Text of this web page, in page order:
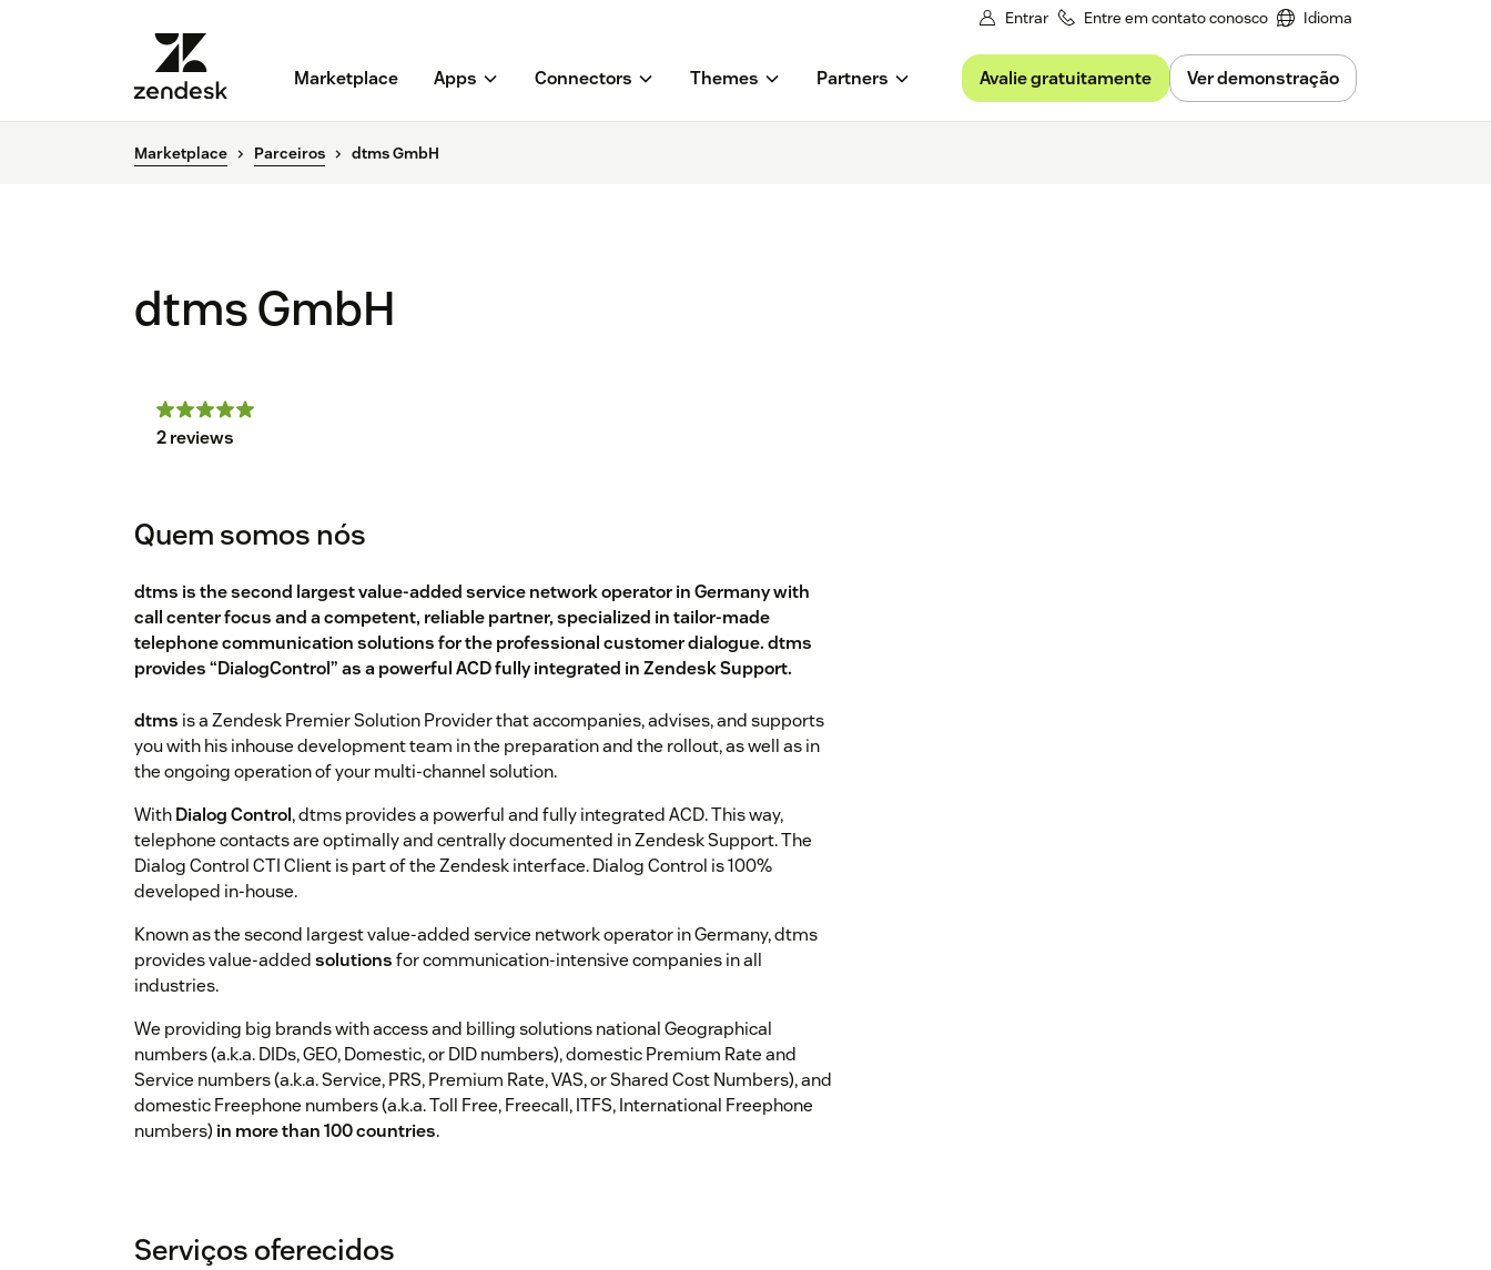
Entrar Entre em contato conosco Idioma
Marketplace Apps Connectors Themes Partners Avalie gratuitamente Ver demonstração
Marketplace Parceiros dtms GmbH
dtms GmbH
2 reviews
Quem somos nós
dtms is the second largest value-added service network operator in Germany with
call center focus and a competent, reliable partner, specialized in tailor-made
telephone communication solutions for the professional customer dialogue. dtms
provides “DialogControl” as a powerful ACD fully integrated in Zendesk Support.
dtms is a Zendesk Premier Solution Provider that accompanies, advises, and supports
you with his inhouse development team in the preparation and the rollout, as well as in
the ongoing operation of your multi-channel solution.
WithDialog Control, dtms provides a powerful and fully integrated ACD. This way,
telephone contacts are optimally and centrally documented in Zendesk Support. The
Dialog Control CTI Client is part of the Zendesk interface. Dialog Control is 100%
developed in-house.
Known as the second largest value-added service network operator in Germany, dtms
provides value-addedsolutionsfor communication-intensive companies in all
industries.
We providing big brands with access and billing solutions national Geographical
numbers (a.k.a. DIDs, GEO, Domestic, or DID numbers), domestic Premium Rate and
Service numbers (a.k.a. Service, PRS, Premium Rate, VAS, or Shared Cost Numbers), and
domestic Freephone numbers (a.k.a. Toll Free, Freecall, ITFS, International Freephone
numbers) in more than 100 countries.
Serviços oferecidos